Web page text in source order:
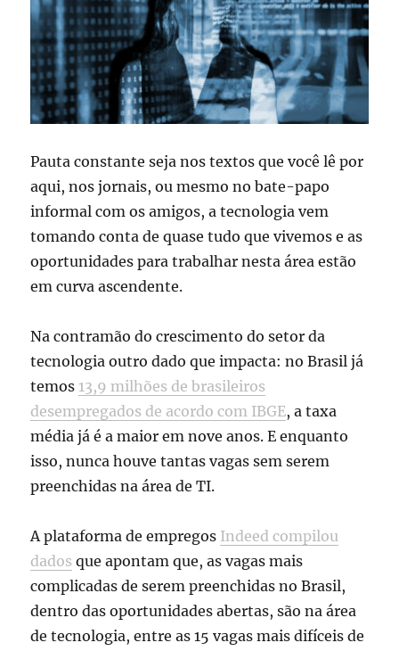
Pauta constante seja nos textos que você lê por
aqui, nos jornais, ou mesmo no bate-papo
informal com os amigos, a tecnologia vem
tomando conta de quase tudo que vivemos e as
oportunidades para trabalhar nesta área estão
em curva ascendente.
Na contramão do crescimento do setor da
tecnologia outro dado que impacta: no Brasil já
temos 13,9 milhões de brasileiros
desempregados de acordo com IBGE, a taxa
média já é a maior em nove anos. E enquanto
isso, nunca houve tantas vagas sem serem
preenchidas na área de TI.
A plataforma de empregos Indeed compilou
dados que apontam que, as vagas mais
complicadas de serem preenchidas no Brasil,
dentro das oportunidades abertas, são na área
de tecnologia, entre as 15 vagas mais difíceis de